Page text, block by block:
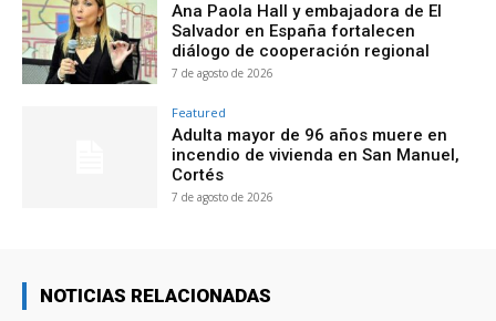
Ana Paola Hall y embajadora de El
Salvador en España fortalecen
diálogo de cooperación regional
7 de agosto de 2026
Featured
Adulta mayor de 96 años muere en
incendio de vivienda en San Manuel,
Cortés
7 de agosto de 2026
NOTICIAS RELACIONADAS